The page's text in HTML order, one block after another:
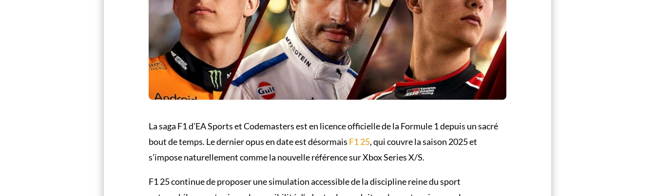
La saga F1 d’EA Sports et Codemasters est en licence officielle de la Formule 1 depuis un sacré
bout de temps. Le dernier opus en date est désormais F1 25, qui couvre la saison 2025 et
s’impose naturellement comme la nouvelle référence sur Xbox Series X/S.
F1 25 continue de proposer une simulation accessible de la discipline reine du sport